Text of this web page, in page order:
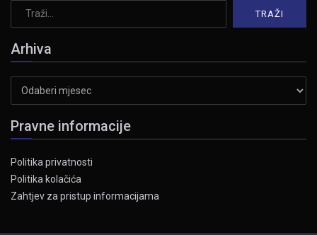
Arhiva
Pravne informacije
Politika privatnosti
Politika kolačića
Zahtjev za pristup informacijama